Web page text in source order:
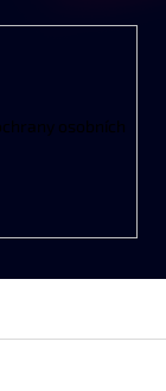
osobních